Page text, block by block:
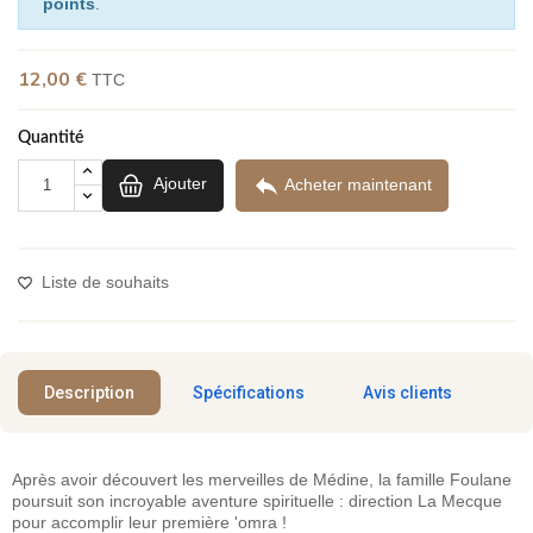
12,00 € TTC
Quantité
Ajouter  Acheter maintenant
Liste de souhaits
Description Spécifications Avis clients
Après avoir découvert les merveilles de Médine, la famille Foulane
poursuit son incroyable aventure spirituelle : direction La Mecque
pour accomplir leur première 'omra !